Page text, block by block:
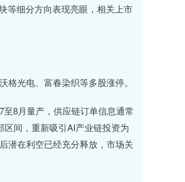
等细分方向表现亮眼，相关上市
光电、富春染织等多股涨停。
8月量产，供应链订单信息通常
间，重新吸引AI产业链投资为
潜在利空已经充分释放，市场关